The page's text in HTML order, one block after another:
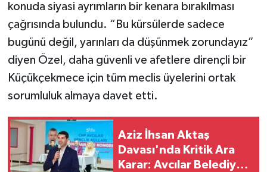
konuda siyasi ayrımların bir kenara bırakılması
çağrısında bulundu. “Bu kürsülerde sadece
bugünü değil, yarınları da düşünmek zorundayız”
diyen Özel, daha güvenli ve afetlere dirençli bir
Küçükçekmece için tüm meclis üyelerini ortak
sorumluluk almaya davet etti.
Aziz İhsan Aktaş
Davası'nda Kritik Ara
Karar: Avcılar Belediye